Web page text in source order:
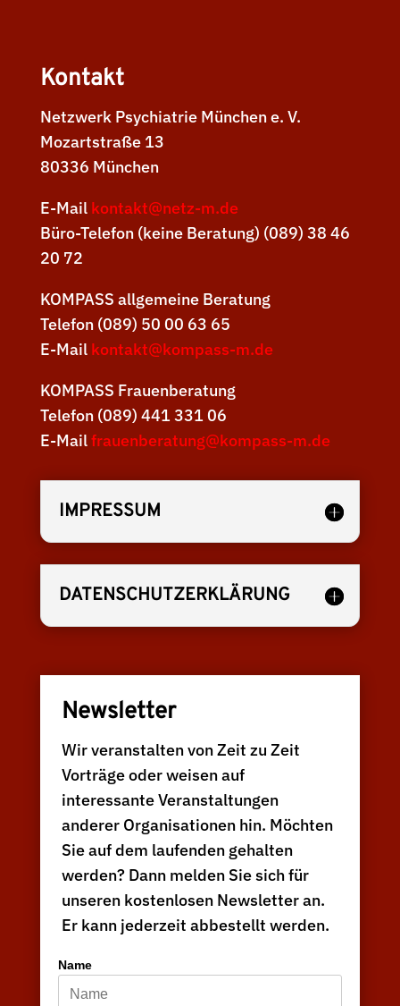
Kontakt
Netzwerk Psychiatrie München e. V.
Mozartstraße 13
80336 München
E-Mail kontakt@netz-m.de
Büro-Telefon (keine Beratung) (089) 38 46
20 72
KOMPASS allgemeine Beratung
Telefon (089) 50 00 63 65
E-Mail kontakt@kompass-m.de
KOMPASS Frauenberatung
Telefon (089) 441 331 06
E-Mailfrauenberatung@kompass-m.de
IMPRESSUM
DATENSCHUTZERKLÄRUNG
Newsletter
Wir veranstalten von Zeit zu Zeit
Vorträge oder weisen auf
interessante Veranstaltungen
anderer Organisationen hin. Möchten
Sie auf dem laufenden gehalten
werden? Dann melden Sie sich für
unseren kostenlosen Newsletter an.
Er kann jederzeit abbestellt werden.
Name